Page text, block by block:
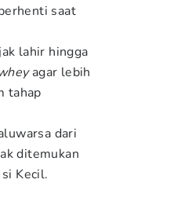
saat
lahir hingga
agar lebih
tahap
dari
ditemukan
Kecil.